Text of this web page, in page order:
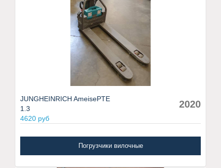
JUNGHEINRICH AmeisePTE
1.3
4620 руб
2020
Погрузчики вилочные